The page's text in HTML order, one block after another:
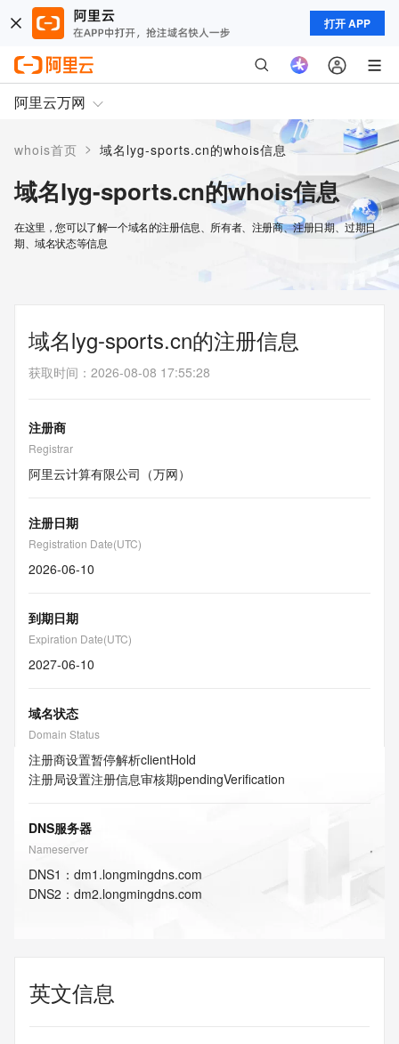
打开 APP
阿里云万网
whois首页 > 域名lyg-sports.cn的whois信息
域名lyg-sports.cn的whois信息
在这里，您可以了解一个域名的注册信息、所有者、注册商、注册日期、过期日
期、域名状态等信息
域名lyg-sports.cn的注册信息
获取时间 ： 2026-08-08 17:55:28
注册商
Registrar
阿里云计算有限公司（万网）
注册日期
Registration Date(UTC)
2026-06-10
到期日期
Expiration Date(UTC)
2027-06-10
域名状态
Domain Status
注册商设置暂停解析clientHold
注册局设置注册信息审核期pendingVerification
DNS服务器
Nameserver
DNS1 ： dm1.longmingdns.com
DNS2 ： dm2.longmingdns.com
英文信息